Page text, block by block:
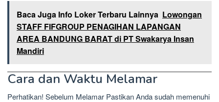
Baca Juga Info Loker Terbaru Lainnya Lowongan
STAFF FIFGROUP PENAGIHAN LAPANGAN
AREA BANDUNG BARAT di PT Swakarya Insan
Mandiri
Cara dan Waktu Melamar
Perhatikan! Sebelum Melamar Pastikan Anda sudah memenuhi